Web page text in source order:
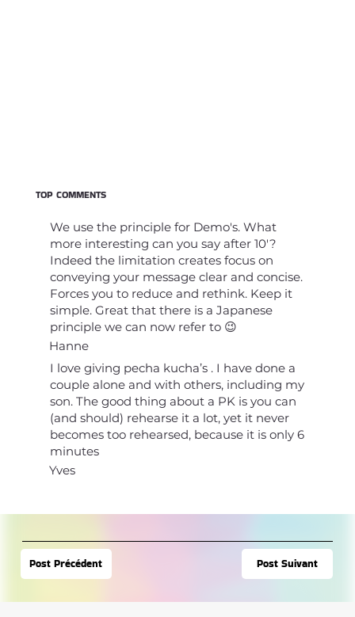
Post Précédent Post Suivant
TOP COMMENTS
We use the principle for Demo's. What
more interesting can you say after 10'?
Indeed the limitation creates focus on
conveying your message clear and concise.
Forces you to reduce and rethink. Keep it
simple. Great that there is a Japanese
principle we can now refer to 😉
Hanne
I love giving pecha kucha’s . I have done a
couple alone and with others, including my
son. The good thing about a PK is you can
(and should) rehearse it a lot, yet it never
becomes too rehearsed, because it is only 6
minutes
Yves